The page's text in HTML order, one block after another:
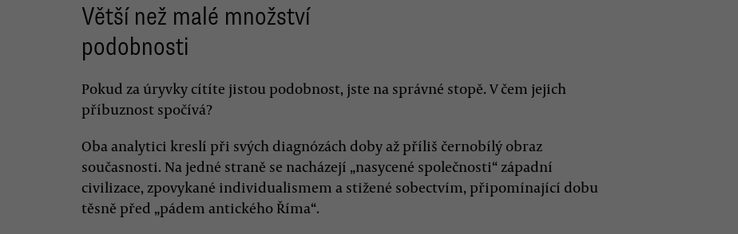
Větší než malé množství
podobnosti
Pokud za úryvky cítíte jistou podobnost, jste na správné stopě. V čem jejich
příbuznost spočívá?
Oba analytici kreslí při svých diagnózách doby až příliš černobílý obraz
současnosti. Na jedné straně se nacházejí „nasycené společnosti“ západní
civilizace, zpovykané individualismem a stižené sobectvím, připomínající dobu
těsně před „pádem antického Říma“.